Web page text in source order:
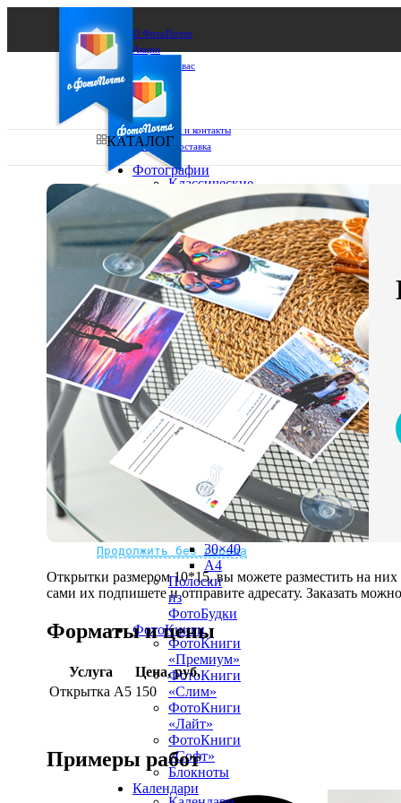
О ФотоПочте
Акции
Сделаем за вас
Бизнесу
FAQ
Франшиза
Поддержка и контакты
Оплата и доставка
Ваш город:
Ваш регион доставки
Выберите из списка:
Не нашли Ваш город?
Мы доставляем по всему миру
Продолжить без города
КАТАЛОГ
Фотографии
Классические
10х10
13х18
15х15
15х20
20х20
20х30
30х30
30х40
А4
Фото
в
рамке
10х10
10×15
13×18
15×15
15×20
20×20
20×30
30×30
30×40
A4
Полоски
из
ФотоБудки
ФотоКниги
ФотоКниги
«Премиум»
ФотоКниги
«Слим»
ФотоКниги
«Лайт»
ФотоКниги
«Софт»
Блокноты
Календари
Открытки размером 10*15, вы можете разместить на
сами их подпишете и отправите адресату. Заказать
Форматы и цены
Услуга
Цена, руб.
Открытка А5 150
Примеры работ